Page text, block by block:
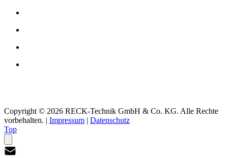
Copyright © 2026 RECK-Technik GmbH & Co. KG. Alle Rechte
vorbehalten. | Impressum | Datenschutz
Top